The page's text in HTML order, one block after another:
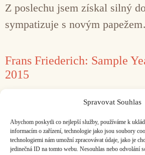
Spravovat Souhlas
Abychom poskytli co nejlepší služby, používáme k
informacím o zařízení, technologie jako jsou soubory
technologiemi nám umožní zpracovávat údaje, jako je
jedinečná ID na tomto webu. Nesouhlas nebo odvolání
Z poslechu jsem získal silný
sympatizuje s novým
Frans Friederich: Sample
2015
Ideově koresponduje se
protiamerickou náladou